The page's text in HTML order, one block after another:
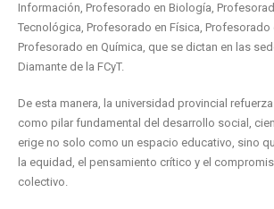
Información, Profesorado en Biología,
Tecnológica, Profesorado en Física, Profesorado
Profesorado en Química, que se dictan en las
Diamante de la FCyT.
De esta manera, la universidad provincial
como pilar fundamental del desarrollo social,
erige no solo como un espacio educativo, sino
la equidad, el pensamiento crítico y el
colectivo.